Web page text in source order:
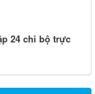
24 chi bộ trực